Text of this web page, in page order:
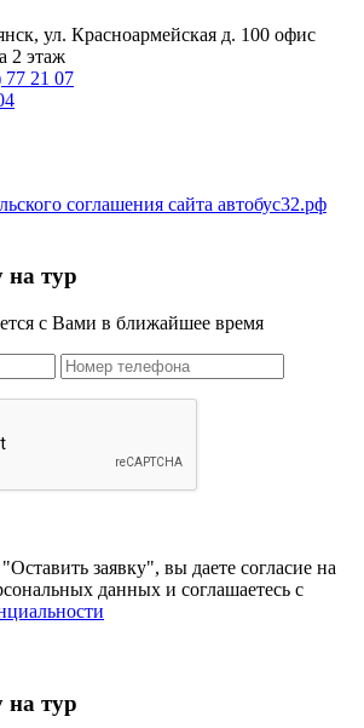
ул. Красноармейская д. 100 офис
2 этаж
77 21 07
соглашения сайта автобус32.рф
на тур
с Вами в ближайшее время
заявку", вы даете согласие на
данных и соглашаетесь с
на тур